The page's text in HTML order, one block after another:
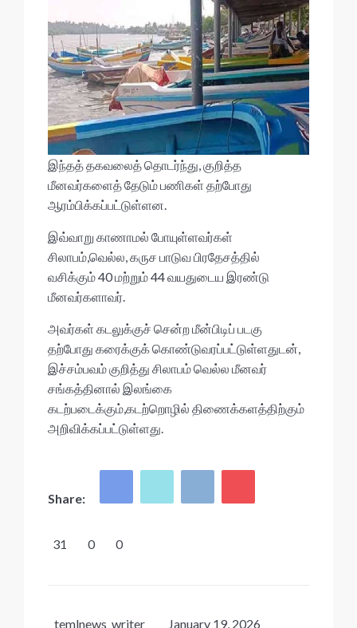
இந்தத் தகவலைத் தொடர்ந்து, குறித்த
மீனவர்களைத் தேடும் பணிகள் தற்போது
ஆரம்பிக்கப்பட்டுள்ளன.
இவ்வாறு காணாமல் போயுள்ளவர்கள்
சிலாபம்,வெல்ல, கருச பாடுவ பிரதேசத்தில்
வசிக்கும் 40 மற்றும் 44 வயதுடைய இரண்டு
மீனவர்களாவர்.
அவர்கள் கடலுக்குச் சென்ற மீன்பிடிப் படகு
தற்போது கரைக்குக் கொண்டுவரப்பட்டுள்ளதுடன்,
இச்சம்பவம் குறித்து சிலாபம் வெல்ல மீனவர்
சங்கத்தினால் இலங்கை
கடற்படைக்கும்,கடற்றொழில் திணைக்களத்திற்கும்
அறிவிக்கப்பட்டுள்ளது.
Share:
31 0 0
temlnews_writer January 19, 2026